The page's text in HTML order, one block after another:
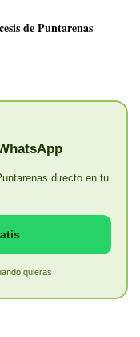
de Puntarenas
directo en tu
quieras